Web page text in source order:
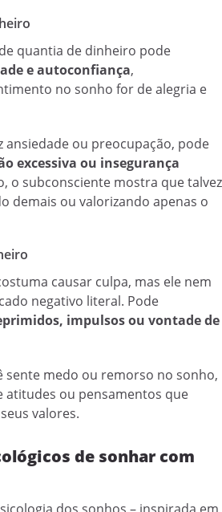
quantia de dinheiro pode
e autoconfiança,
no sonho for de alegria e
ansiedade ou preocupação, pode
excessiva ou insegurança
o subconsciente mostra que talvez
demais ou valorizando apenas o
causar culpa, mas ele nem
negativo literal. Pode
impulsos ou vontade de
sente medo ou remorso no sonho,
atitudes ou pensamentos que
valores.
de sonhar com